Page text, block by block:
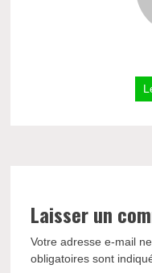
Laisser un
Votre adresse e-mail
obligatoires sont